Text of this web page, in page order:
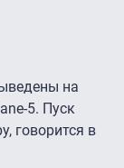
на
5. Пуск
говорится в